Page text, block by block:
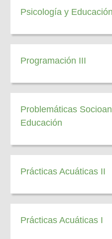
Psicología y Educación
Programación III
Problemáticas
Educación
Prácticas Acuáticas II
Prácticas Acuáticas I